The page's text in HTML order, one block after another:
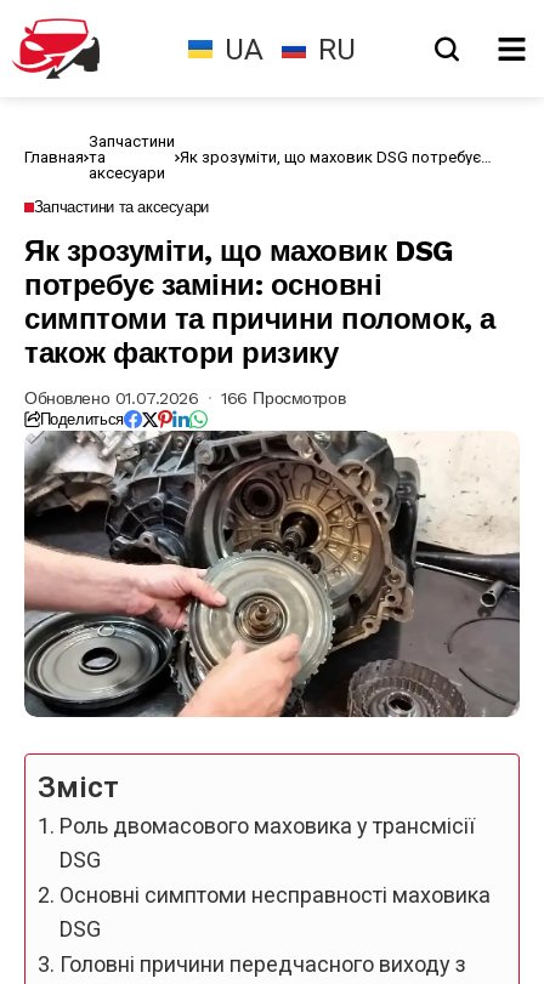
UA RU
Главная
Запчастини
та
аксесуари
Як зрозуміти, що маховик DSG потребує
Запчастини та аксесуари
Як зрозуміти, що маховик DSG
потребує заміни: основні
симптоми та причини поломок, а
також фактори ризику
Обновлено 01.07.2026 166 Просмотров
Поделиться
Зміст
Роль двомасового маховика у трансмісії
DSG
Основні симптоми несправності маховика
DSG
Головні причини передчасного виходу з